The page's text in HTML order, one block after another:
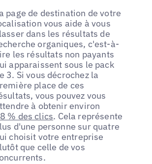
page de destination de votre
vous aide à vous
dans les résultats de
organiques, c'est-à-
les résultats non payants
apparaissent sous le pack
3. Si vous décrochez la
place de ces
vous pouvez vous
à obtenir environ
% des clics. Cela représente
d'une personne sur quatre
choisit votre entreprise
que celle de vos